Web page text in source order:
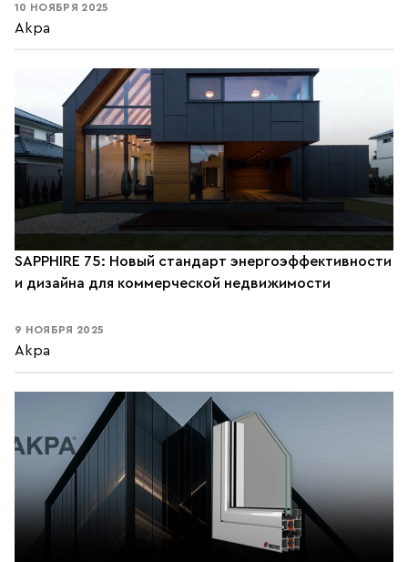
10 НОЯБРЯ 2025
Akpa
SAPPHIRE 75: Новый стандарт энергоэффективности
и дизайна для коммерческой недвижимости
9 НОЯБРЯ 2025
Akpa